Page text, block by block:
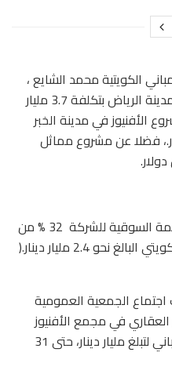
الكويتية محمد الشايع ،
إن المباني تنفذ مشروع الأفنيوز بمدينة الرياض بتكلفة 3.7 مليار
الأفنيوز في مدينة الخبر
1.6 مليار دولار.، فضلا عن مشروع مماثل
ووفقا لمحمد الشايع ، تشكل القيمة السوقية للشركة 32 % من
رأس المال في القطاع العقاري الكويتي البالغ نحو 2.4 مليار دينار.(
الجمعية العمومية
العقاري في مجمع الأفنيوز
ساهم في ارتفاع أصول شركة المباني لتبلغ مليار دينار، حتى 31